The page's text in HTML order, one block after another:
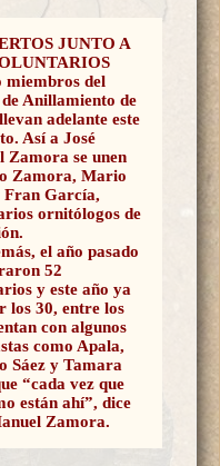
JUNTO A
miembros del
Anillamiento de
adelante este
Así a José
Zamora se unen
Zamora, Mario
Fran García,
ornitólogos de
el año pasado
52
y este año ya
los 30, entre los
con algunos
como Apala,
Sáez y Tamara
“cada vez que
están ahí”, dice
Zamora.